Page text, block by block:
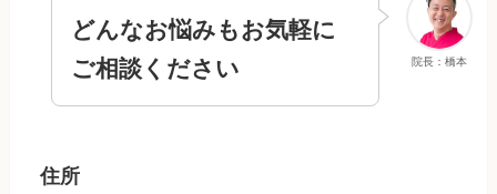
院長：橋本
どんなお悩みもお気軽に
ご相談ください
住所